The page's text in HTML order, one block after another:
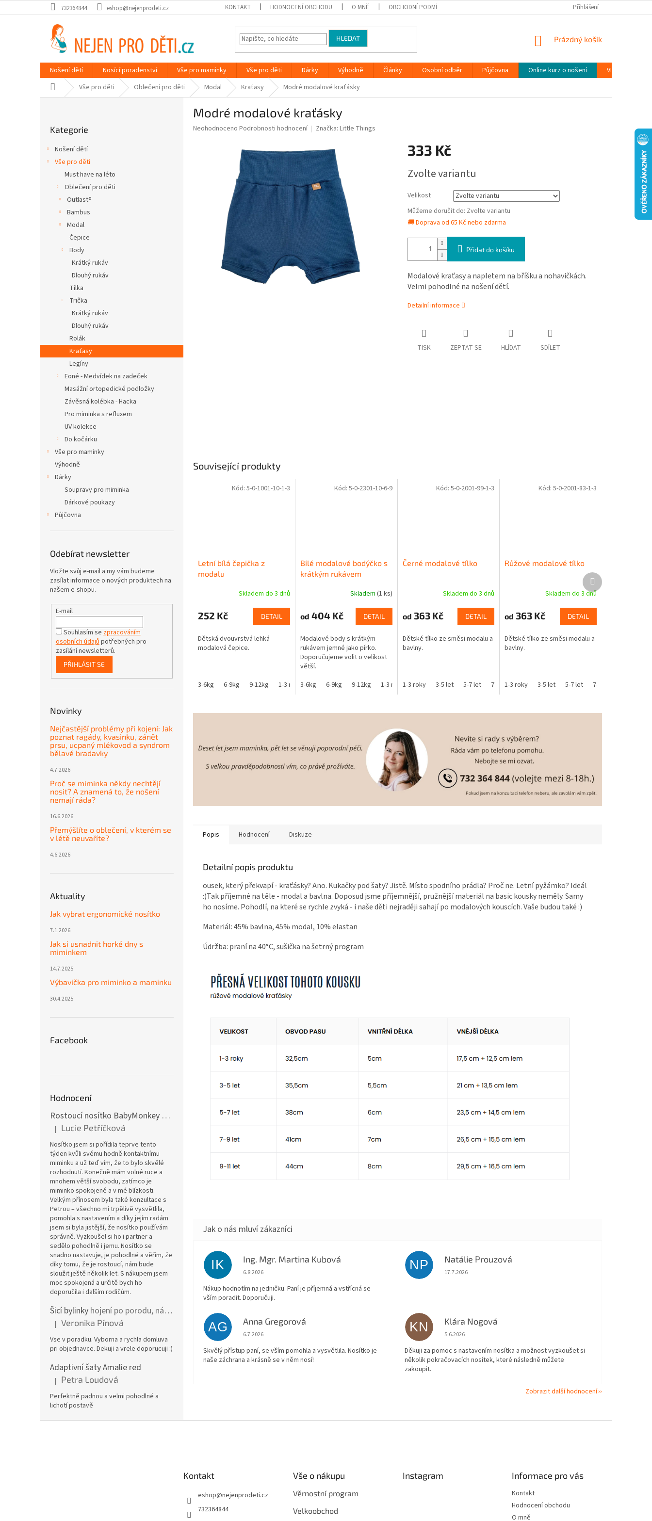
na
732364844 eshop@nejenprodeti.cz KONTAKT HODNOCENÍ OBCHODU O MNĚ OBCHODNÍ PODMÍNKY PODMÍNKY OCHRANY OSOBNÍCH ÚDAJŮ (GDPR)
Přihlášení
HLEDAT
NÁKUPNÍ
Prázdný košík
Nošení dětí Nosící poradenství Vše pro maminky Vše pro děti Dárky Výhodně Články Osobní odběr Půjčovna Online kurz o nošení
VIDEONÁVODY
Domů Vše pro děti Oblečení pro děti Modal Kraťasy Modré modalové kraťásky
kategorie
Kategorie
Nošení dětí
Vše pro děti
Must have na léto
Oblečení pro děti
Outlast®
Bambus
Modal
Čepice
Body
Krátký rukáv
Dlouhý rukáv
Tílka
Trička
Krátký rukáv
Dlouhý rukáv
Rolák
Kraťasy
Legíny
Eoné - Medvídek na zadeček
Masážní ortopedické podložky
Závěsná kolébka - Hacka
Pro miminka s refluxem
UV kolekce
Do kočárku
Vše pro maminky
Výhodně
Dárky
Soupravy pro miminka
Dárkové poukazy
Půjčovna
Odebírat newsletter
Vložte svůj e-mail a my vám budeme
zasílat informace o nových produktech na
našem e-shopu.
E-mail
Souhlasím se zpracováním
osobních údajů potřebných pro
zasílání newsletterů.
PŘIHLÁSIT SE
Novinky
Nejčastější problémy při kojení: Jak
poznat ragády, kvasinku, zánět
prsu, ucpaný mlékovod a syndrom
bělavé bradavky
4.7.2026
Proč se miminka někdy nechtějí
nosit? A znamená to, že nošení
nemají ráda?
16.6.2026
Přemýšlíte o oblečení, v kterém se
v létě neuvaříte?
4.6.2026
Aktuality
Jak vybrat ergonomické nosítko
7.1.2026
Jak si usnadnit horké dny s
miminkem
14.7.2025
Výbavička pro miminko a maminku
30.4.2025
Facebook
Hodnocení
Rostoucí nosítko BabyMonkey Original Essential - khaki zelené
Hodnocení produktu je 5 z 5 hvězdiček.
| Lucie Petříčková
Nosítko jsem si pořídila teprve tento
týden kvůli svému hodně kontaktnímu
miminku a už teď vím, že to bylo skvělé
rozhodnutí. Konečně mám volné ruce a
mnohem větší svobodu, zatímco je
miminko spokojené a v mé blízkosti.
Velkým přínosem byla také konzultace s
Petrou – všechno mi trpělivě vysvětlila,
pomohla s nastavením a díky jejím radám
jsem si byla jistější, že nosítko používám
správně. Vyzkoušel si ho i partner a
sedělo pohodlně i jemu. Nosítko se
snadno nastavuje, je pohodlné a věřím, že
díky tomu, že je rostoucí, nám bude
sloužit ještě několik let. S nákupem jsem
moc spokojená a určitě bych ho
doporučila i dalším rodičům.
Šicí bylinky hojení po porodu, nástřih a jizvy
Hodnocení produktu je 5 z 5 hvězdiček.
| Veronika Pínová
Vse v poradku. Vyborna a rychla domluva
pri objednavce. Dekuji a vrele doporucuji :)
Adaptivní šaty Amalie red
Hodnocení produktu je 5 z 5 hvězdiček.
| Petra Loudová
Perfektně padnou a velmi pohodlné a
lichotí postavě
Modré modalové kraťásky
Průměrné
Neohodnoceno Podrobnosti hodnocení Značka: Little Things
333 Kč
cena:
Zvolte variantu
Velikost
Můžeme doručit do: Zvolte variantu
🚚 Doprava od 65 Kč nebo zdarma
Přidat do košíku
Modalové kraťasy a napletem na bříšku a nohavičkách.
Velmi pohodlné na nošení dětí.
Detailní informace
TISK ZEPTAT SE HLÍDAT SDÍLET
Související produkty
Letní bílá čepička z
modalu
Skladem do 3 dnů
252 Kč DETAIL
Dětská dvouvrstvá lehká
modalová čepice.
3-6kg 6-9kg 9-12kg 1-3 roky věk 3+
Kód: 5-0-1001-10-1-3
Bílé modalové bodýčko s
krátkým rukávem
Skladem (1 ks)
od 404 Kč DETAIL
Modalové body s krátkým
rukávem jemné jako pírko.
Doporučujeme volit o velikost
větší.
3-6kg
6-9kg 9-12kg 1-3 roky
Kód: 5-0-2301-10-6-9
Černé modalové tílko
Skladem do 3 dnů
od 363 Kč DETAIL
Dětské tílko ze směsi modalu a
bavlny.
1-3 roky 3-5 let 5-7 let 7-9 let 9-11 let
Kód:5-0-2001-99-1-3
Růžové modalové tílko
Skladem do 3 dnů
od 363 Kč DETAIL
Dětské tílko ze směsi modalu a
bavlny.
1-3 roky 3-5 let 5-7 let 7-9 let
Kód: 5-0-2001-83-1-3
Další
produkt
Popis Hodnocení Diskuze
Detailní popis produktu
ousek, který překvapí - kraťásky? Ano. Kukačky pod šaty? Jistě. Místo spodního prádla? Proč ne. Letní pyžámko? Ideál
:)Tak příjemné na těle - modal a bavlna. Doposud jsme příjemnější, pružnější materiál na basic kousky neměly. Samy
ho nosíme. Pohodlí, na které se rychle zvyká - i naše děti nejraději sahají po modalových kouscích. Vaše budou také :)
Materiál: 45% bavlna, 45% modal, 10% elastan
Údržba: praní na 40°C, sušička na šetrný program
IK Ing. Mgr. Martina Kubová
Hodnocení obchodu je 5 z 5 hvězdiček.
6.8.2026
Nákup hodnotím na jedničku. Paní je příjemná a vstřícná se
vším poradit. Doporučuji.
NP Natálie Prouzová
Hodnocení obchodu je 5 z 5 hvězdiček.
17.7.2026
AG Anna Gregorová
Hodnocení obchodu je 5 z 5 hvězdiček.
6.7.2026
Skvělý přístup paní, se vším pomohla a vysvětlila. Nosítko je
naše záchrana a krásně se v něm nosí!
KN Klára Nogová
Hodnocení obchodu je 5 z 5 hvězdiček.
5.6.2026
Děkuji za pomoc s nastavením nosítka a možnost vyzkoušet si
několik pokračovacích nosítek, které následně můžete
zakoupit.
Zobrazit další hodnocení
Kontakt
eshop@nejenprodeti.cz
732364844
Vše o nákupu
Věrnostní program
Velkoobchod
Instagram Informace pro vás
Kontakt
Hodnocení obchodu
O mně